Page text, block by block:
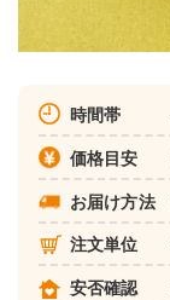
時間帯
価格目安
お届け方法
注文単位
安否確認